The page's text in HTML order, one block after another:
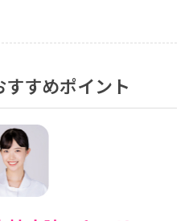
すめポイント